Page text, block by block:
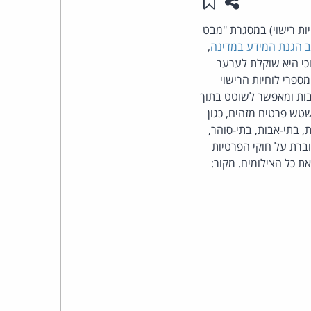
רישוי) במסגרת "מבט
הגנת המידע במדינה,
היא שוקלת לערער
לוחיות הרישוי
ומאפשר לשוטט בתוך
לטשטש פרטים מזהים, כגון
בתי-אבות, בתי-סוהר,
על חוקי הפרטיות
כל הצילומים. מקור: